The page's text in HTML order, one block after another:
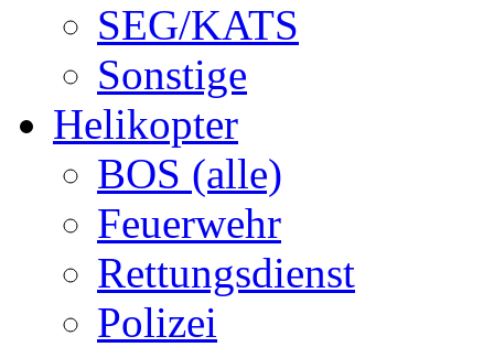
SEG/KATS
Sonstige
Helikopter
BOS (alle)
Feuerwehr
Rettungsdienst
Polizei